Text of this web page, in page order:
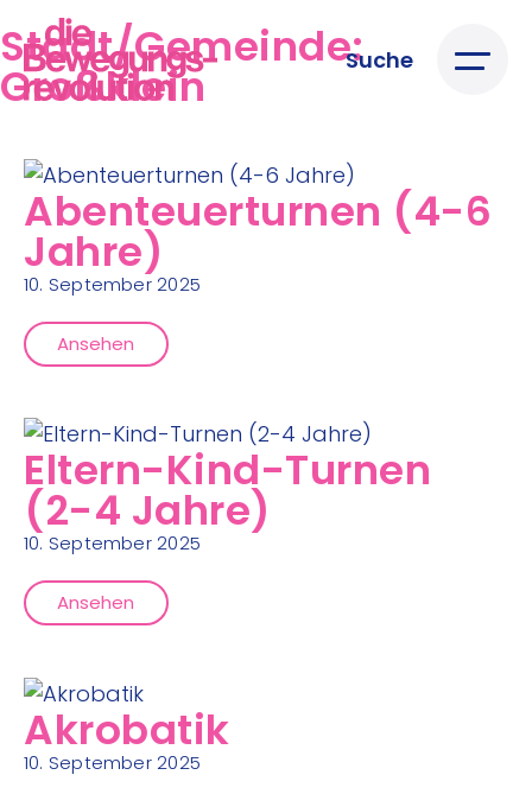
Suche
Stadt/Gemeinde:
Großklein
Abenteuerturnen (4-6
Jahre)
10. September 2025
Ansehen
Eltern-Kind-Turnen
(2-4 Jahre)
10. September 2025
Ansehen
Akrobatik
10. September 2025